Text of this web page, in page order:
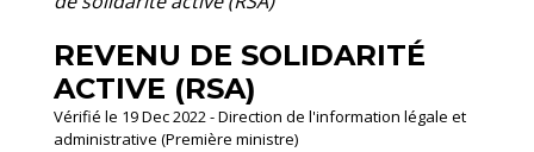
REVENU DE SOLIDARITÉ
ACTIVE (RSA)
Vérifié le 19 Dec 2022 - Direction de l'information légale et
administrative (Première ministre)